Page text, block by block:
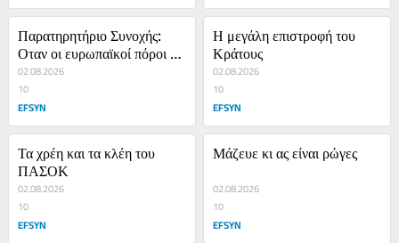
Παρατηρητήριο Συνοχής:
Οταν οι ευρωπαϊκοί πόροι
γίνονται ευκαιρία για…
δουλειές και στην ψυχική
υγεία
02.08.2026
10
EFSYN
Η μεγάλη επιστροφή του
Κράτους
02.08.2026
10
EFSYN
Τα χρέη και τα κλέη του
ΠΑΣΟΚ
02.08.2026
10
EFSYN
Μάζευε κι ας είναι ρώγες
02.08.2026
10
EFSYN